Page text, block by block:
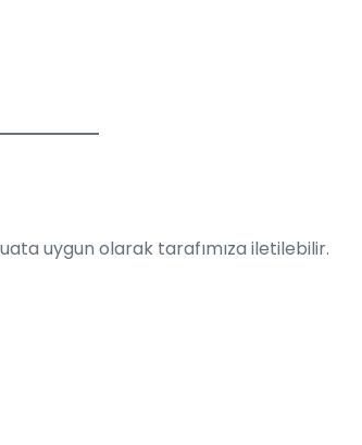
uygun olarak tarafımıza iletilebilir.